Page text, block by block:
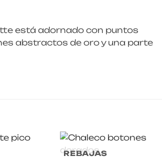
está adornado con puntos
abstractos de oro y una parte
REBAJAS